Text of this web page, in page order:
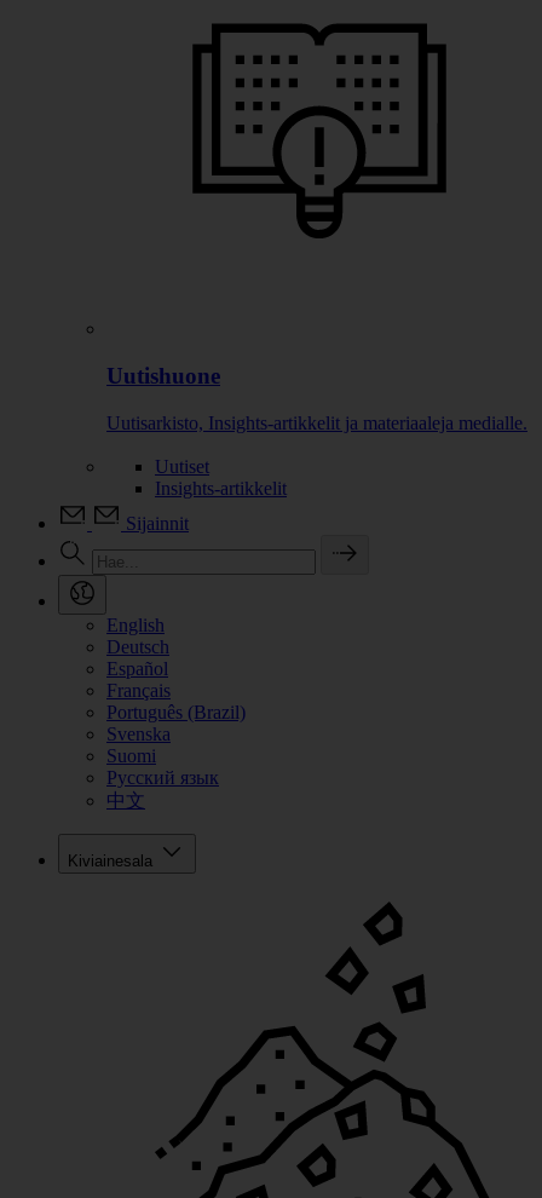
Uutishuone
Uutisarkisto, Insights-artikkelit ja materiaaleja medialle.
Uutiset
Insights-artikkelit
Sijainnit
English
Deutsch
Español
Français
Português (Brazil)
Svenska
Suomi
Русский язык
中文
Kiviainesala